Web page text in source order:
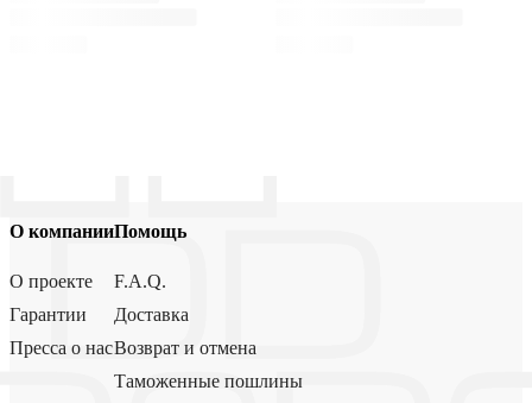
О компании
О проекте
Гарантии
Пресса о нас
Помощь
F.A.Q.
Доставка
Возврат и отмена
Таможенные пошлины